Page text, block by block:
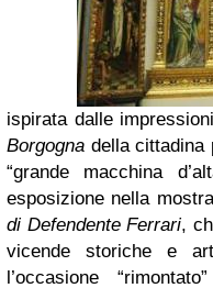
ispirata dalle
Borgogna della cittadina
“grande macchina
esposizione nella
di Defendente Ferrari,
vicende storiche e
l’occasione